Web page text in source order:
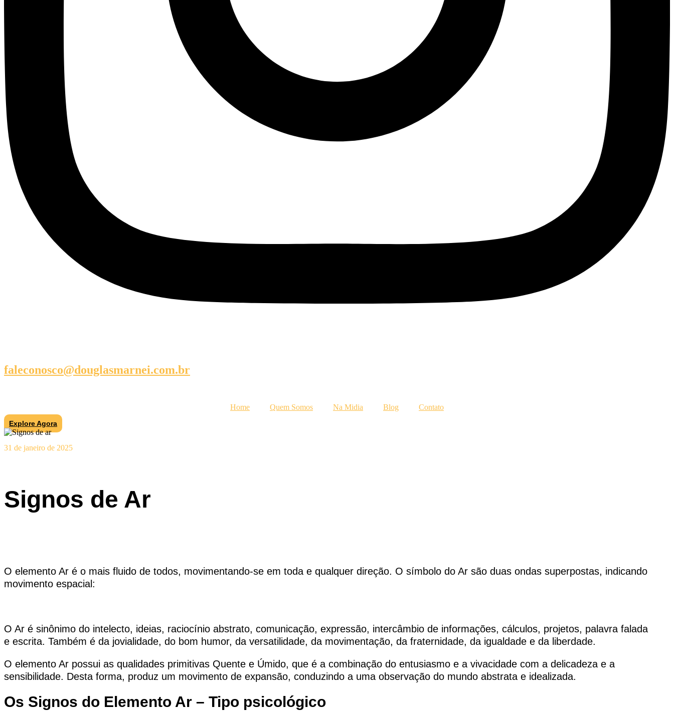
faleconosco@douglasmarnei.com.br
Home Quem Somos Na Midia Blog Contato
Explore Agora
31 de janeiro de 2025
Signos de Ar
O elemento Ar é o mais fluido de todos, movimentando-se em toda e qualquer direção. O símbolo do Ar são duas ondas superpostas, indicando
movimento espacial:
O Ar é sinônimo do intelecto, ideias, raciocínio abstrato, comunicação, expressão, intercâmbio de informações, cálculos, projetos, palavra falada
e escrita. Também é da jovialidade, do bom humor, da versatilidade, da movimentação, da fraternidade, da igualdade e da liberdade.
O elemento Ar possui as qualidades primitivas Quente e Úmido, que é a combinação do entusiasmo e a vivacidade com a delicadeza e a
sensibilidade. Desta forma, produz um movimento de expansão, conduzindo a uma observação do mundo abstrata e idealizada.
Os Signos do Elemento Ar – Tipo psicológico